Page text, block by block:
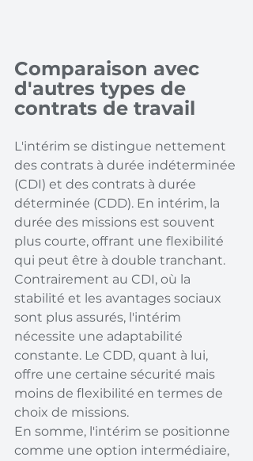
Comparaison avec
d'autres types de
contrats de travail
L'intérim se distingue nettement
des contrats à durée indéterminée
(CDI) et des contrats à durée
déterminée (CDD). En intérim, la
durée des missions est souvent
plus courte, offrant une flexibilité
qui peut être à double tranchant.
Contrairement au CDI, où la
stabilité et les avantages sociaux
sont plus assurés, l'intérim
nécessite une adaptabilité
constante. Le CDD, quant à lui,
offre une certaine sécurité mais
moins de flexibilité en termes de
choix de missions.
En somme, l'intérim se positionne
comme une option intermédiaire,